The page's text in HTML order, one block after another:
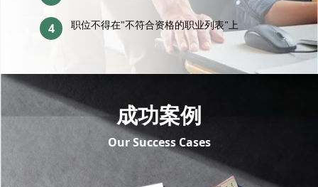
4 职位不得在"不符合资格的职业列表"上
成功案例
Our Success Cases